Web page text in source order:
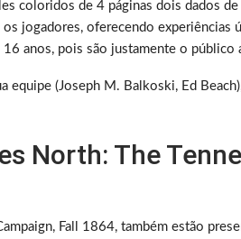
coloridos de 4 páginas dois dados
jogadores, oferecendo experiências
anos, pois são justamente o público
equipe (Joseph M. Balkoski, Ed
North: The
Fall 1864, também estão